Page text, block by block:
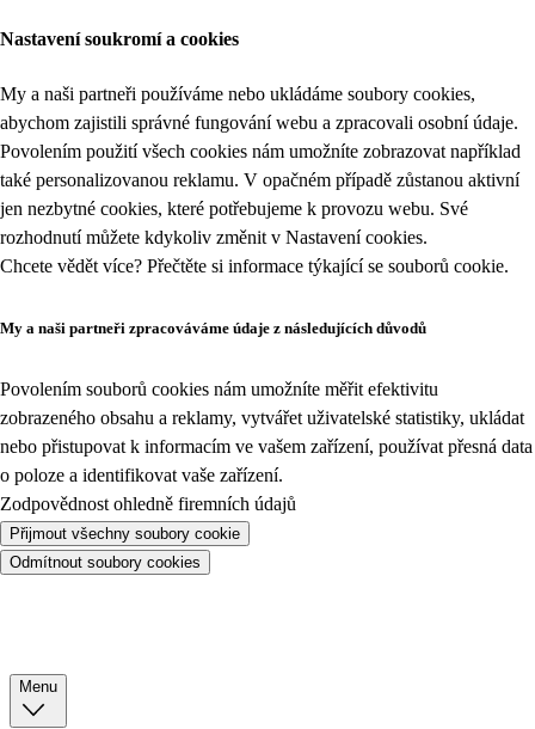
Nastavení soukromí a cookies
My a naši partneři používáme nebo ukládáme soubory cookies,
abychom zajistili správné fungování webu a zpracovali osobní údaje.
Povolením použití všech cookies nám umožníte zobrazovat například
také personalizovanou reklamu. V opačném případě zůstanou aktivní
jen nezbytné cookies, které potřebujeme k provozu webu. Své
rozhodnutí můžete kdykoliv změnit v Nastavení cookies.
Chcete vědět více? Přečtěte si informace týkající se souborů cookie.
My a naši partneři zpracováváme údaje z následujících důvodů
Povolením souborů cookies nám umožníte měřit efektivitu
zobrazeného obsahu a reklamy, vytvářet uživatelské statistiky, ukládat
nebo přistupovat k informacím ve vašem zařízení, používat přesná data
o poloze a identifikovat vaše zařízení.
Zodpovědnost ohledně firemních údajů
Přijmout všechny soubory cookie
Odmítnout soubory cookies
Menu